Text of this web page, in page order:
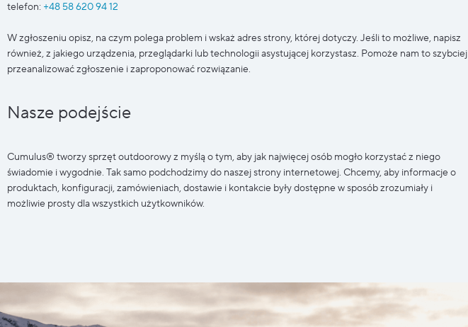
telefon: +48 58 620 94 12
W zgłoszeniu opisz, na czym polega problem i wskaż adres strony, której dotyczy. Jeśli to możliwe, napisz
również, z jakiego urządzenia, przeglądarki lub technologii asystującej korzystasz. Pomoże nam to szybciej
przeanalizować zgłoszenie i zaproponować rozwiązanie.
Nasze podejście
Cumulus® tworzy sprzęt outdoorowy z myślą o tym, aby jak najwięcej osób mogło korzystać z niego
świadomie i wygodnie. Tak samo podchodzimy do naszej strony internetowej. Chcemy, aby informacje o
produktach, konfiguracji, zamówieniach, dostawie i kontakcie były dostępne w sposób zrozumiały i
możliwie prosty dla wszystkich użytkowników.